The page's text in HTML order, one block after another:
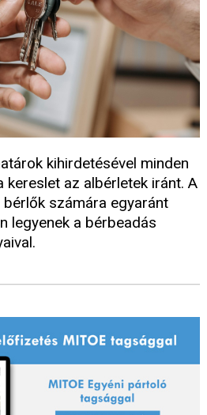
kihirdetésével minden
kereslet az albérletek iránt. A
számára egyaránt
legyenek a bérbeadás